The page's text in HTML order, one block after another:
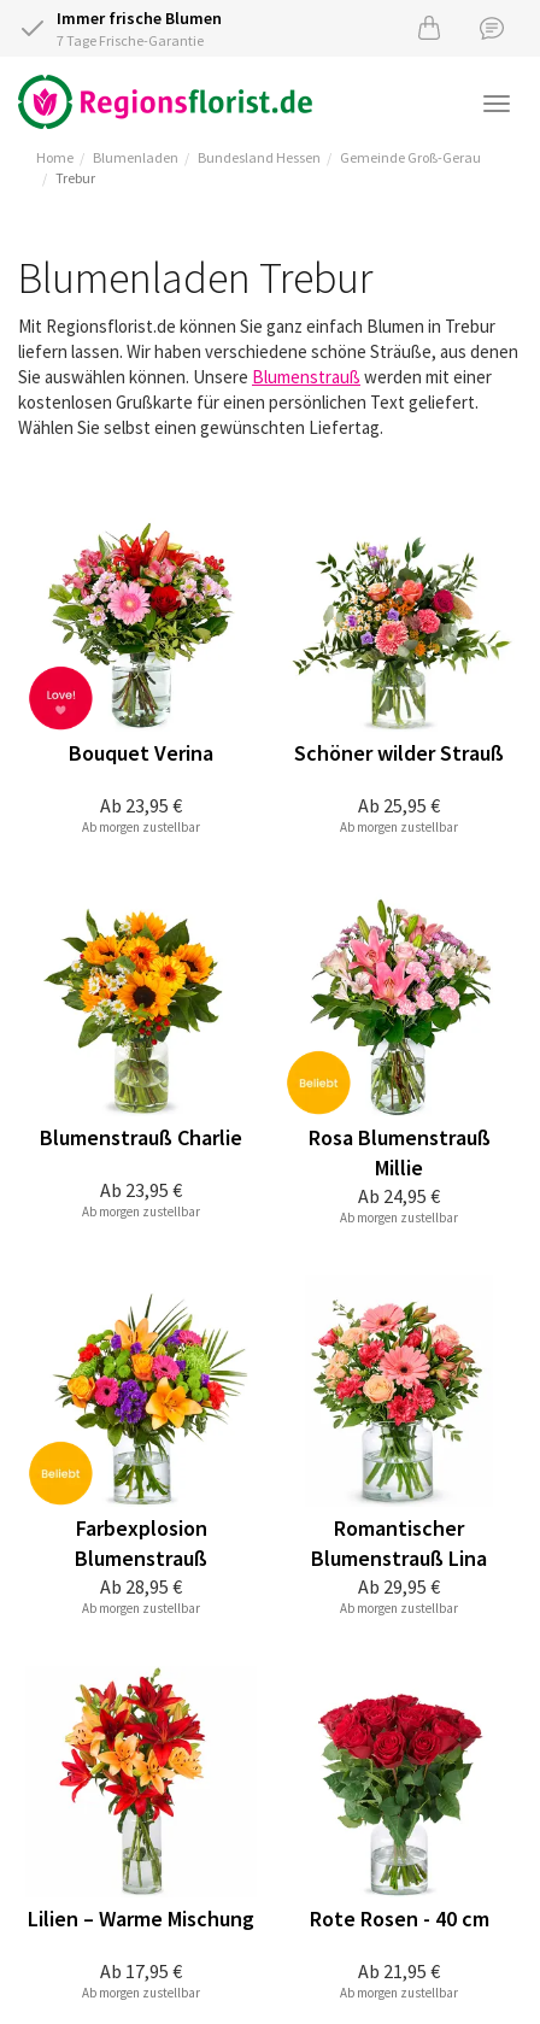
Immer frische Blumen
7 Tage Frische-Garantie
Home Blumenladen Bundesland Hessen
Gemeinde Groß-Gerau
Trebur
Blumenladen Trebur
Mit Regionsflorist.de können Sie ganz einfach Blumen in Trebur
liefern lassen. Wir haben verschiedene schöne Sträuße, aus denen
Sie auswählen können. Unsere Blumenstrauß werden mit einer
kostenlosen Grußkarte für einen persönlichen Text geliefert.
Wählen Sie selbst einen gewünschten Liefertag.
Ab 23,95 €
Bouquet Verina
Ab morgen zustellbar
Ab 25,95 €
Schöner wilder Strauß
Ab morgen zustellbar
Ab 23,95 €
Blumenstrauß Charlie
Ab morgen zustellbar
Ab 24,95 €
Rosa Blumenstrauß
Millie
Ab morgen zustellbar
Ab 28,95 €
Farbexplosion
Blumenstrauß
Ab morgen zustellbar
Ab 29,95 €
Romantischer
Blumenstrauß Lina
Ab morgen zustellbar
Ab 17,95 €
Lilien – Warme Mischung
Ab morgen zustellbar
Ab 21,95 €
Rote Rosen - 40 cm
Ab morgen zustellbar